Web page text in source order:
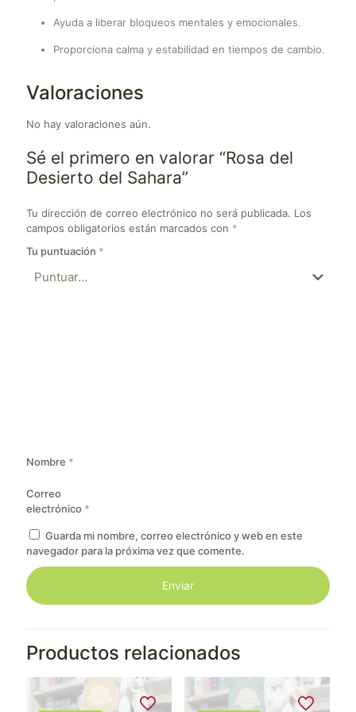
Ayuda a liberar bloqueos mentales y emocionales.
Proporciona calma y estabilidad en tiempos de cambio.
Valoraciones
No hay valoraciones aún.
Sé el primero en valorar “Rosa del
Desierto del Sahara”
Tu dirección de correo electrónico no será publicada. Los
campos obligatorios están marcados con *
Tu puntuación *
Nombre *
Correo
electrónico *
Guarda mi nombre, correo electrónico y web en este
navegador para la próxima vez que comente.
Productos relacionados